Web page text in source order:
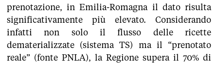
prenotazione, in Emilia-Romagna il dato risulta
significativamente più elevato. Considerando
infatti non solo il flusso delle ricette
dematerializzate (sistema TS) ma il “prenotato
reale” (fonte PNLA), la Regione supera il 70% di